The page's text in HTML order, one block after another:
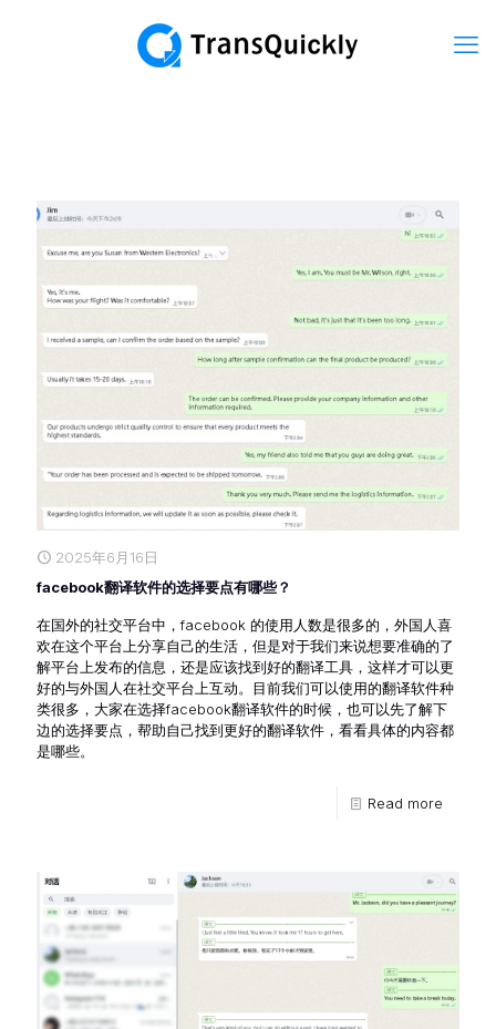
2025年6月16日
facebook翻译软件的选择要点有哪些？
在国外的社交平台中，facebook 的使用人数是很多的，外国人喜
欢在这个平台上分享自己的生活，但是对于我们来说想要准确的了
解平台上发布的信息，还是应该找到好的翻译工具，这样才可以更
好的与外国人在社交平台上互动。目前我们可以使用的翻译软件种
类很多，大家在选择facebook翻译软件的时候，也可以先了解下
边的选择要点，帮助自己找到更好的翻译软件，看看具体的内容都
是哪些。
Read more